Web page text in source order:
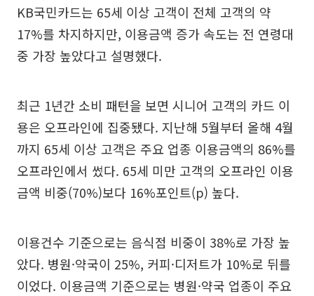
KB국민카드는 65세 이상 고객이 전체 고객의 약
17%를 차지하지만, 이용금액 증가 속도는 전 연령대
중 가장 높았다고 설명했다.
최근 1년간 소비 패턴을 보면 시니어 고객의 카드 이
용은 오프라인에 집중됐다. 지난해 5월부터 올해 4월
까지 65세 이상 고객은 주요 업종 이용금액의 86%를
오프라인에서 썼다. 65세 미만 고객의 오프라인 이용
금액 비중(70%)보다 16%포인트(p) 높다.
이용건수 기준으로는 음식점 비중이 38%로 가장 높
았다. 병원·약국이 25%, 커피·디저트가 10%로 뒤를
이었다. 이용금액 기준으로는 병원·약국 업종이 주요